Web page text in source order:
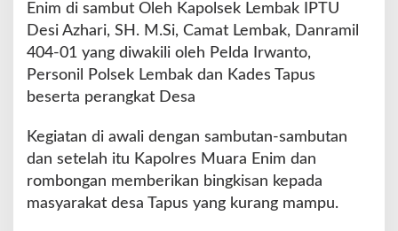
u
d
i
e
s
T
a
Enim di sambut Oleh Kapolsek Lembak IPTU
Desi Azhari, SH. M.Si, Camat Lembak, Danramil
404-01 yang diwakili oleh Pelda Irwanto,
Personil Polsek Lembak dan Kades Tapus
beserta perangkat Desa
Kegiatan di awali dengan sambutan-sambutan
dan setelah itu Kapolres Muara Enim dan
rombongan memberikan bingkisan kepada
masyarakat desa Tapus yang kurang mampu.